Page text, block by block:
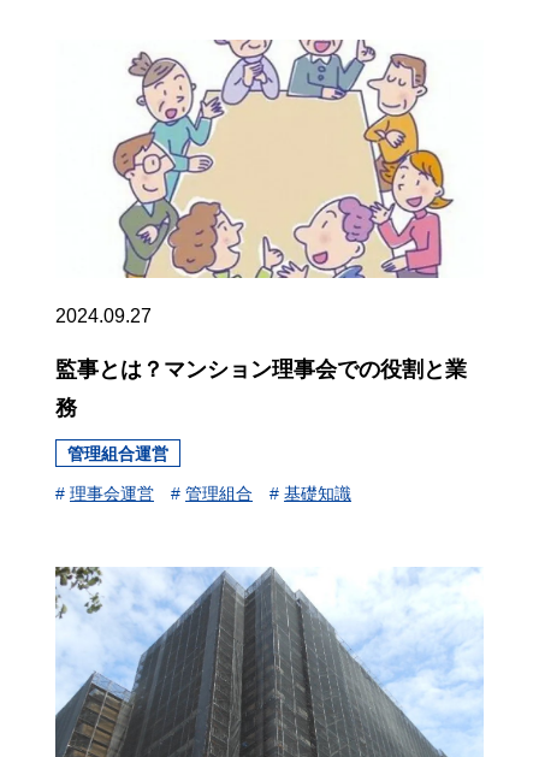
2024.09.27
監事とは？マンション理事会での役割と業
務
管理組合運営
# 理事会運営 # 管理組合 # 基礎知識